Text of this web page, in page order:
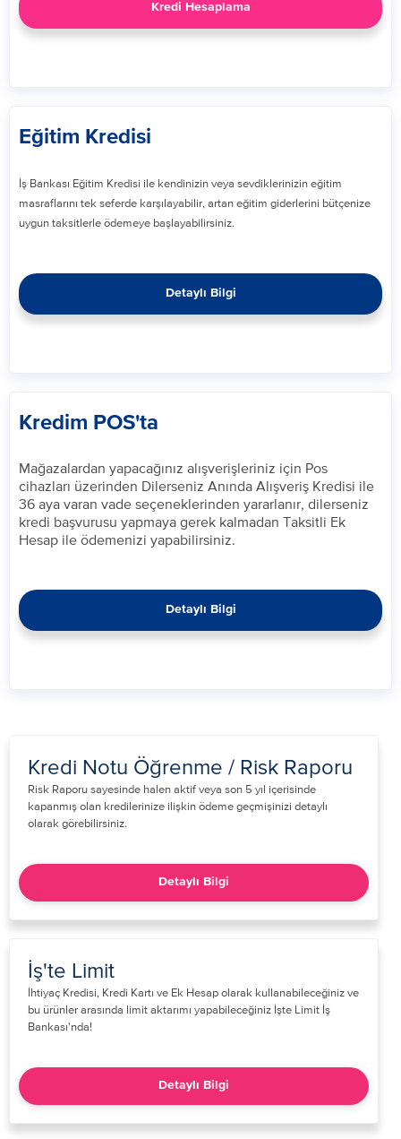
Kredi Hesaplama
Eğitim Kredisi
İş Bankası Eğitim Kredisi ile kendinizin veya sevdiklerinizin eğitim
masraflarını tek seferde karşılayabilir, artan eğitim giderlerini bütçenize
uygun taksitlerle ödemeye başlayabilirsiniz.​
Detaylı Bilgi
Kredim POS'ta
​Mağazalardan yapacağınız alışverişleriniz için Pos
cihazları üzerinden Dilerseniz Anında Alışveriş Kredisi ile
36 aya varan vade seçeneklerinden yararlanır, dilerseniz
kredi başvurusu yapmaya gerek kalmadan Taksitli Ek
Hesap ile ödemenizi yapabilirsiniz.​​
Detaylı Bilgi
Kredi Notu Öğrenme / Risk Raporu
​Risk Raporu sayesinde halen aktif veya son 5 yıl içerisinde
kapanmış olan kredilerinize ilişkin ödeme geçmişinizi detaylı
olarak görebilirsiniz.​
Detaylı Bilgi
İş'te Limit
​İhtiyaç Kredisi, Kredi Kartı ve Ek Hesap olarak kullanabileceğiniz ve
bu ürünler arasında limit aktarımı yapabileceğiniz İşte Limit İş
Bankası'nda! ​
Detaylı Bilgi